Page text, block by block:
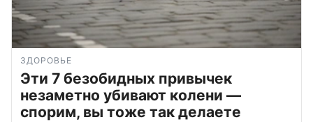
ЗДОРОВЬЕ
Эти 7 безобидных привычек
незаметно убивают колени —
спорим, вы тоже так делаете